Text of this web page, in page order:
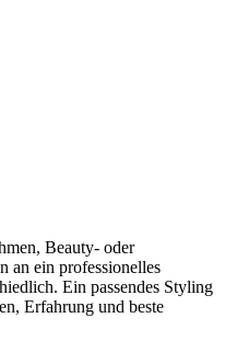
Beauty- oder
an ein professionelles
Ein passendes Styling
Erfahrung und beste